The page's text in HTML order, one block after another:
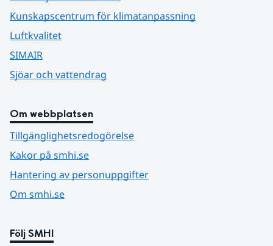
Kunskapscentrum för klimatanpassning
Luftkvalitet
SIMAIR
Sjöar och vattendrag
Om webbplatsen
Tillgänglighetsredogörelse
Kakor på smhi.se
Hantering av personuppgifter
Om smhi.se
Följ SMHI